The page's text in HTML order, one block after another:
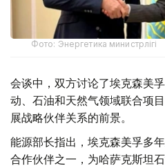
Фото: Энергетика министрлігі
会谈中，双方讨论了埃克森美
动、石油和天然气领域联合项
展战略伙伴关系的前景。
能源部长指出，埃克森美孚多
合作伙伴之一，为哈萨克斯坦